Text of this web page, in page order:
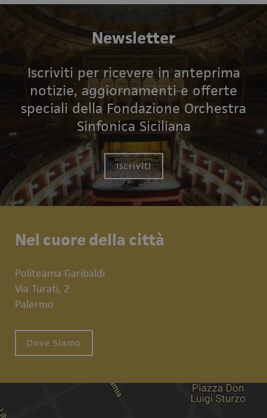
Newsletter
Iscriviti per ricevere in anteprima
notizie, aggiornamenti e offerte
speciali della Fondazione Orchestra
Sinfonica Siciliana
Iscriviti
Nel cuore della città
Politeama Garibaldi
Via Turati, 2
Palermo
Dove Siamo